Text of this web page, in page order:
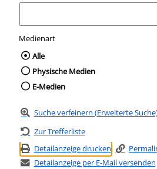
Medienart
Wählen Sie die
Alle
Physische Medien
E-Medien
Suche verfeinern (Erweiterte
Zur Trefferliste
Detailanzeige drucken
Detailanzeige per E-Mail versenden